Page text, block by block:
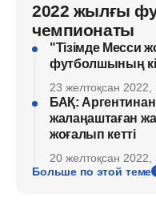
2022 жылғы
чемпионаты
"Тізімде Месси
футболшының
23 желтоқсан 2022,
БАҚ:
жалаңаштаған
жоғалып кетті
20 желтоқсан 2022,
Больше по этой теме